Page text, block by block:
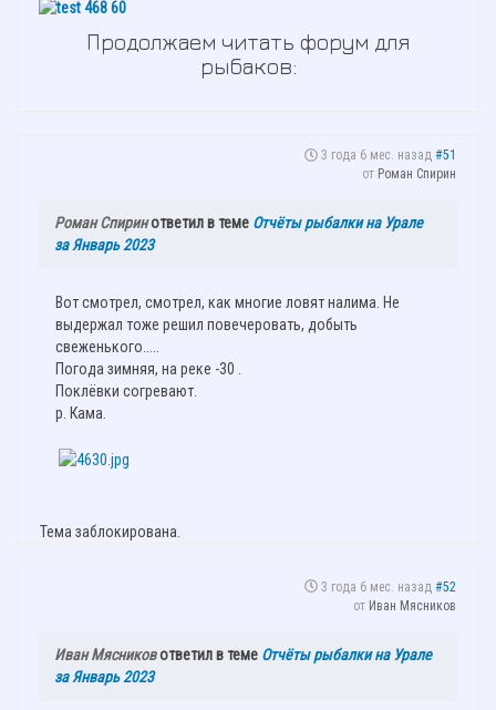
Продолжаем читать форум для
рыбаков:
3 года 6 мес. назад #51
от Роман Спирин
Роман Спиринответил в теме Отчёты рыбалки на Урале
за Январь 2023
Вот смотрел, смотрел, как многие ловят налима. Не
выдержал тоже решил повечеровать, добыть
свеженького.....
Погода зимняя, на реке -30 .
Поклёвки согревают.
р. Кама.
Тема заблокирована.
3 года 6 мес. назад #52
от Иван Мясников
Иван Мясниковответил в теме Отчёты рыбалки на Урале
за Январь 2023